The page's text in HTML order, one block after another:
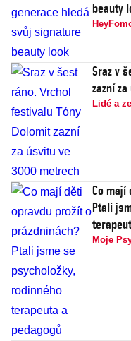
beauty
Sraz v
zazní
Lidé a
Co mají
Ptali
Moje